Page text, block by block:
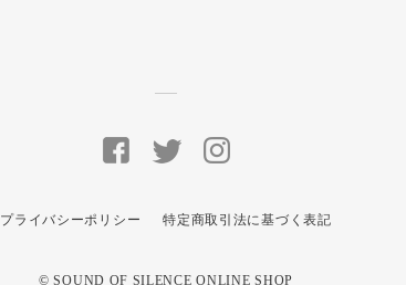
プライバシーポリシー 特定商取引法に基づく表記
© SOUND OF SILENCE ONLINE SHOP